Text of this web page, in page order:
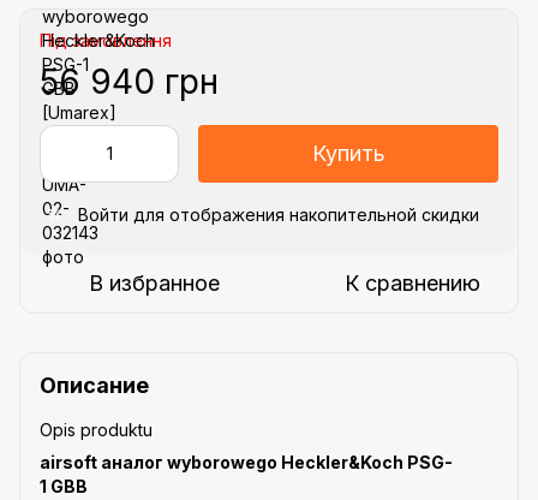
Під замовлення
56 940 грн
Купить
% Войти для отображения накопительной скидки
В избранное К сравнению
Описание
Opis produktu
airsoft аналог wyborowego Heckler&Koch PSG-
1 GBB